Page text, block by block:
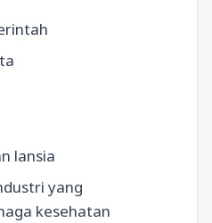
lansia
yang
kesehatan